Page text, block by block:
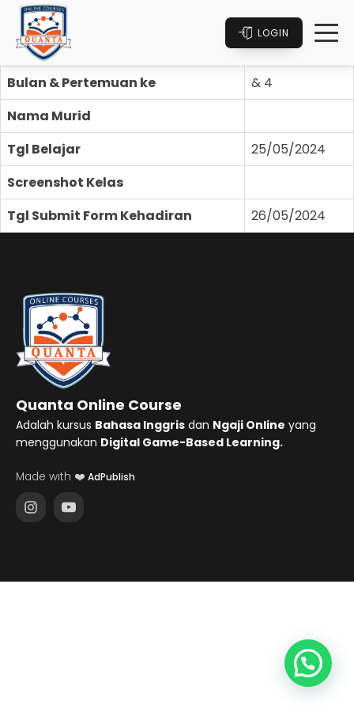
LOGIN
Bulan & Pertemuan ke
& 4
Nama Murid
Tgl Belajar
25/05/2024
Screenshot Kelas
Tgl Submit Form Kehadiran
26/05/2024
Quanta Online Course
Adalah kursus Bahasa Inggris dan Ngaji Online yang
menggunakan Digital Game-Based Learning.
Made with ❤️ AdPublish